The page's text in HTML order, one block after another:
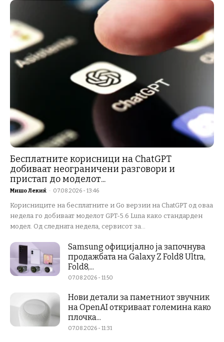
Бесплатните корисници на ChatGPT
добиваат неограничени разговори и
пристап до моделот...
Мишо Лекиќ - 07.08.2026 - 13:46
Корисниците на бесплатните и Go верзии на ChatGPT од оваа
недела го добиваат моделот GPT-5.6 Luna како стандарден
модел. Од следната недела, сервисот за...
Samsung официјално ја започнува
продажбата на Galaxy Z Fold8 Ultra,
Fold8,...
07.08.2026 - 11:50
Нови детали за паметниот звучник
на OpenAI откриваат големина како
плочка...
07.08.2026 - 11:31